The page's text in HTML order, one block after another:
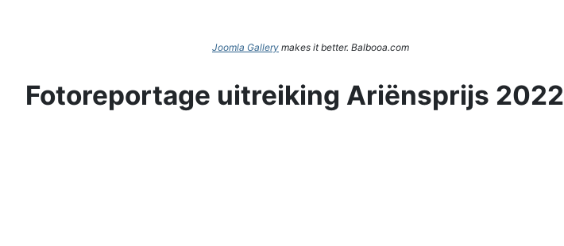
Joomla Gallery makes it better. Balbooa.com
Fotoreportage uitreiking Ariënsprijs 2022